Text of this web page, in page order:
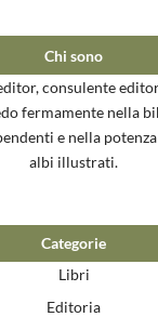
Chi sono
consulente
fermamente nella
e nella
albi illustrati.
Categorie
Libri
Editoria